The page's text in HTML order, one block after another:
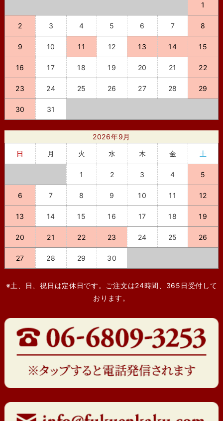
1
2 3 4 5 6 7 8
9 10 11 12 13 14 15
16 17 18 19 20 21 22
23 24 25 26 27 28 29
30 31
2026年9月
日
月 火 水 木 金 土
1 2 3 4 5
6 7 8 9 10 11 12
13 14 15 16 17 18 19
20 21 22 23 24 25 26
27 28 29 30
※土、日、祝日は定休日です。ご注文は24時間、365日受付して
おります。